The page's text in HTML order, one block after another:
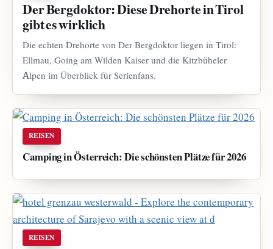
Der Bergdoktor: Diese Drehorte in Tirol
gibt es wirklich
Die echten Drehorte von Der Bergdoktor liegen in Tirol:
Ellmau, Going am Wilden Kaiser und die Kitzbüheler
Alpen im Überblick für Serienfans.
REISEN
Camping in Österreich: Die schönsten Plätze für 2026
REISEN